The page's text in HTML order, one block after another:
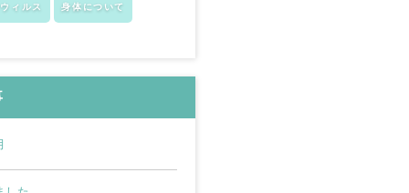
ィルス 身体について